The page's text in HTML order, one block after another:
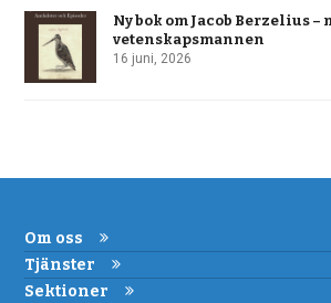
Ny bok om Jacob Berzelius
vetenskapsmannen
16 juni, 2026
Om oss
Tjänster
Sektioner